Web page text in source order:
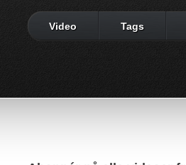
Video Tags